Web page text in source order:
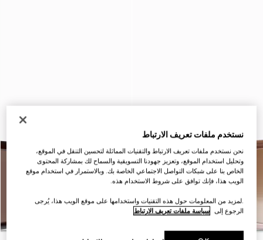
نستخدم ملفات تعريف الارتباط
نحن نستخدم ملفات تعريف الارتباط والتقنيات المماثلة لتحسين التنقل في الموقع،
وتحليل استخدام الموقع، وتعزيز جهودنا التسويقية والسماح لك بمشاركة المحتوى
الخاص بنا على شبكات التواصل الاجتماعي الخاصة بك. وبالاستمرار في استخدام موقع
الويب هذا، فإنك توافق على شروط الاستخدام هذه.
.لمزيد من المعلومات حول هذه التقنيات واستخدامها على موقع الويب هذا، يُرجى
الرجوع إلى سياسة ملفات تعريف الارتباط